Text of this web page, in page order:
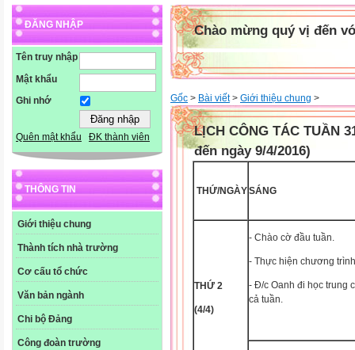
ĐĂNG NHẬP
Tên truy nhập
Mật khẩu
Ghi nhớ
Quên mật khẩu ĐK thành viên
THÔNG TIN
Giới thiệu chung
Thành tích nhà trường
Cơ cấu tổ chức
Văn bản ngành
Chi bộ Đảng
Công đoàn trường
Chào mừng quý vị đến
Gốc > Bài viết> Giới thiệu chung >
LỊCH CÔNG TÁC TUẦN
đến ngày 9/4/2016)
THỨ/NGÀYSÁNG
THỨ 2
(4/4)
- Chào cờ đầu tuần.
- Thực hiện chương
- Đ/c Oanh đi học trung
cả tuần.